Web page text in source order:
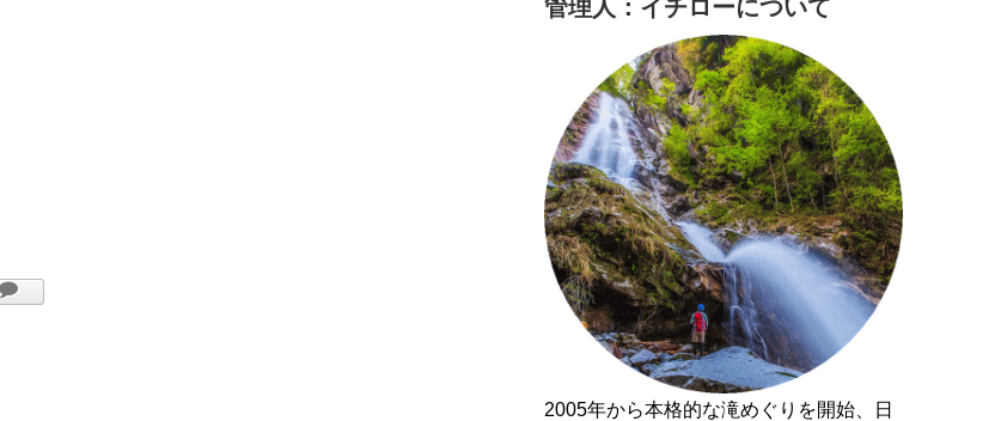
管理人：イチローについて
2005年から本格的な滝めぐりを開始、日